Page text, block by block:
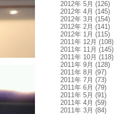
2012年 5月 (126)
2012年 4月 (145)
2012年 3月 (154)
2012年 2月 (141)
2012年 1月 (115)
2011年 12月 (108)
2011年 11月 (145)
2011年 10月 (118)
2011年 9月 (128)
2011年 8月 (97)
2011年 7月 (73)
2011年 6月 (79)
2011年 5月 (91)
2011年 4月 (59)
2011年 3月 (84)